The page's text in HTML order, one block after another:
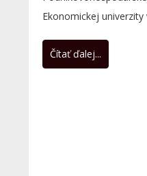
Ekonomickej
slávnostné...
Čítať ďalej...